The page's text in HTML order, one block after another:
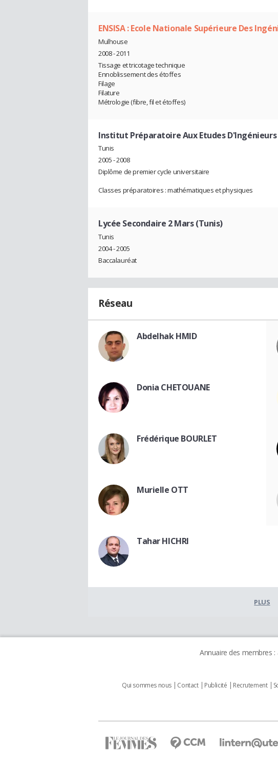
ENSISA : Ecole Nationale Supérieure Des
Mulhouse
2008 - 2011
Tissage et tricotage technique
Ennoblissement des étoffes
Filage
Filature
Métrologie (fibre, fil et étoffes)
Institut Préparatoire Aux Etudes D'Ingénieurs
Tunis
2005 - 2008
Diplôme de premier cycle universitaire
Classes préparatoires : mathématiques et physiques
Lycée Secondaire 2 Mars (Tunis)
Tunis
2004 - 2005
Baccalauréat
Réseau
Abdelhak HMID
Donia CHETOUANE
Frédérique BOURLET
Murielle OTT
Tahar HICHRI
PLUS
Annuaire des membres :
Qui sommes nous Contact Publicité Recrutement